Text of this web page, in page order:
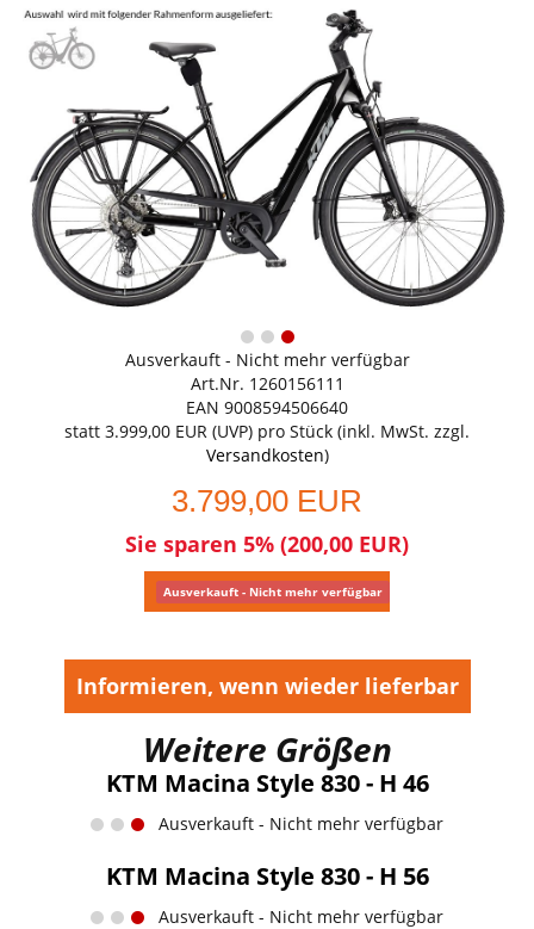
Ausverkauft - Nicht mehr verfügbar
Art.Nr. 1260156111
EAN 9008594506640
statt 3.999,00 EUR (UVP) pro Stück (inkl. MwSt. zzgl.
Versandkosten)
3.799,00 EUR
Sie sparen 5% (200,00 EUR)
Ausverkauft - Nicht mehr verfügbar
Informieren, wenn wieder lieferbar
Weitere Größen
KTM Macina Style 830 - H 46
Ausverkauft - Nicht mehr verfügbar
KTM Macina Style 830 - H 56
Ausverkauft - Nicht mehr verfügbar